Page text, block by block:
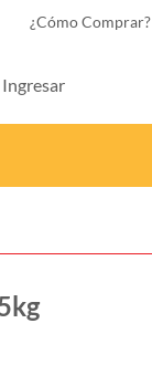
¿Cómo Comprar?
Ingresar